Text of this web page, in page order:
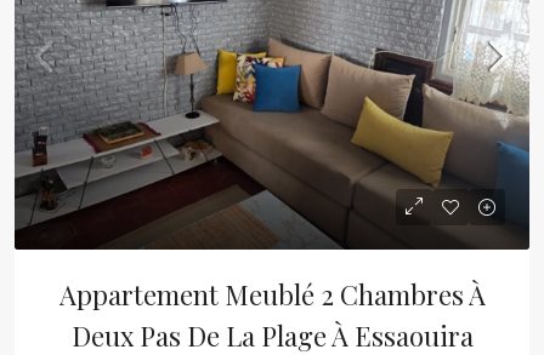
Appartement Meublé 2 Chambres À
Deux Pas De La Plage À Essaouira